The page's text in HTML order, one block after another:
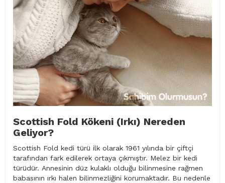
Scottish Fold Kökeni (Irkı) Nereden
Geliyor?
Scottish Fold kedi türü ilk olarak 1961 yılında bir çiftçi
tarafından fark edilerek ortaya çıkmıştır. Melez bir kedi
türüdür. Annesinin düz kulaklı olduğu bilinmesine rağmen
babasının ırkı halen bilinmezliğini korumaktadır. Bu nedenle